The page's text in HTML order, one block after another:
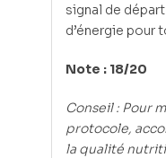
signal de
d’énergie pour
Note : 18/20
Conseil : Pour
protocole,
la qualité